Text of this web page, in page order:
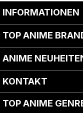
INFORMATIONEN
TOP ANIME
ANIME
KONTAKT
TOP ANIME